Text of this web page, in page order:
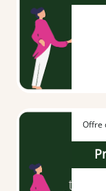
Offre